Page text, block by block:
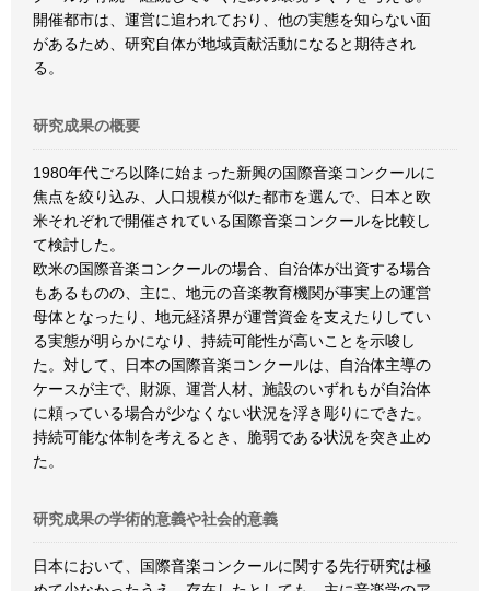
開催都市は、運営に追われており、他の実態を知らない面
があるため、研究自体が地域貢献活動になると期待され
る。
研究成果の概要
1980年代ごろ以降に始まった新興の国際音楽コンクールに
焦点を絞り込み、人口規模が似た都市を選んで、日本と欧
米それぞれで開催されている国際音楽コンクールを比較し
て検討した。
欧米の国際音楽コンクールの場合、自治体が出資する場合
もあるものの、主に、地元の音楽教育機関が事実上の運営
母体となったり、地元経済界が運営資金を支えたりしてい
る実態が明らかになり、持続可能性が高いことを示唆し
た。対して、日本の国際音楽コンクールは、自治体主導の
ケースが主で、財源、運営人材、施設のいずれもが自治体
に頼っている場合が少なくない状況を浮き彫りにできた。
持続可能な体制を考えるとき、脆弱である状況を突き止め
た。
研究成果の学術的意義や社会的意義
日本において、国際音楽コンクールに関する先行研究は極